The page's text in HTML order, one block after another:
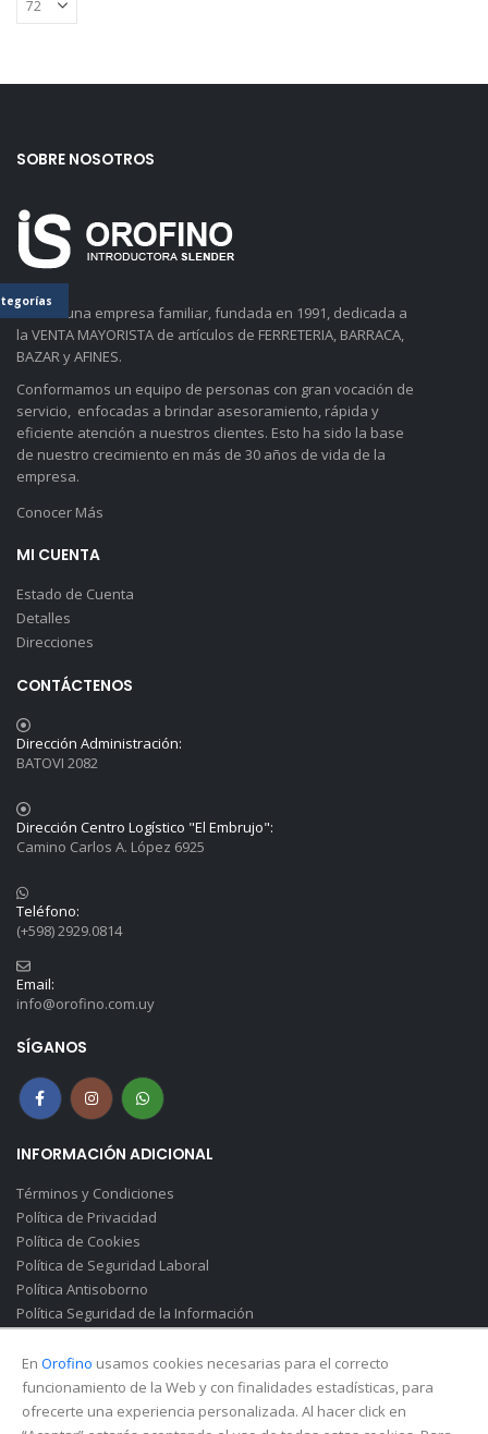
SOBRE NOSOTROS
Somos una empresa familiar, fundada en 1991, dedicada a
la VENTA MAYORISTA de artículos de FERRETERIA, BARRACA,
BAZAR y AFINES.
Conformamos un equipo de personas con gran vocación de
servicio, enfocadas a brindar asesoramiento, rápida y
eficiente atención a nuestros clientes. Esto ha sido la base
de nuestro crecimiento en más de 30 años de vida de la
empresa.
Conocer Más
MI CUENTA
Estado de Cuenta
Detalles
Direcciones
CONTÁCTENOS
Dirección Administración:
BATOVI 2082
Dirección Centro Logístico "El Embrujo":
Camino Carlos A. López 6925
Teléfono:
(+598) 2929.0814
Email:
info@orofino.com.uy
SÍGANOS
INFORMACIÓN ADICIONAL
Términos y Condiciones
Política de Privacidad
Política de Cookies
Política de Seguridad Laboral
Política Antisoborno
Política Seguridad de la Información
En Orofino usamos cookies necesarias para el correcto
funcionamiento de la Web y con finalidades estadísticas, para
ofrecerte una experiencia personalizada. Al hacer click en